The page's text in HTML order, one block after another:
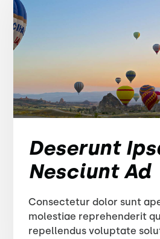
Deserunt
Nesciunt Ad
Consectetur dolor sunt
molestiae reprehenderit
repellendus voluptate